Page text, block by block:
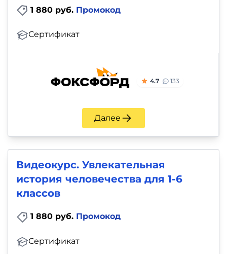
1 880 руб. Промокод
Сертификат
4.7 133
Далее
Видеокурс. Увлекательная
история человечества для 1-6
классов
1 880 руб. Промокод
Сертификат